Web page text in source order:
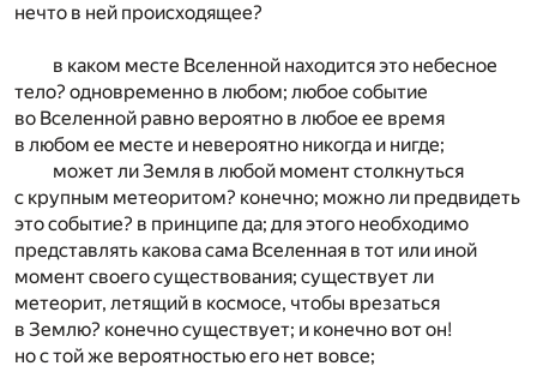
нечто в ней происходящее?
в каком месте Вселенной находится это небесное
тело? одновременно в любом; любое событие
во Вселенной равно вероятно в любое ее время
в любом ее месте и невероятно никогда и нигде;
может ли Земля в любой момент столкнуться
с крупным метеоритом? конечно; можно ли предвидеть
это событие? в принципе да; для этого необходимо
представлять какова сама Вселенная в тот или иной
момент своего существования; существует ли
метеорит, летящий в космосе, чтобы врезаться
в Землю? конечно существует; и конечно вот он!
но с той же вероятностью его нет вовсе;